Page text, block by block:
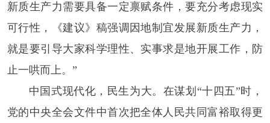
新质生产力需要具备一定禀赋条件，要充分考虑现实
可行性，《建议》稿强调因地制宜发展新质生产力，
就是要引导大家科学理性、实事求是地开展工作，防
止一哄而上。”
中国式现代化，民生为大。在谋划“十四五”时，
党的中央全会文件中首次把全体人民共同富裕取得更